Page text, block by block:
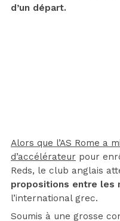
d’un départ.
Alors que l’AS Rome a
d’accélérateur pour
Reds, le club anglais
propositions entre les
l’international grec.
Soumis à une grosse